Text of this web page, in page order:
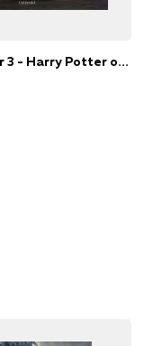
Harry Potter 3 - Harry Potter og fangen fra Azkaban - illustreret